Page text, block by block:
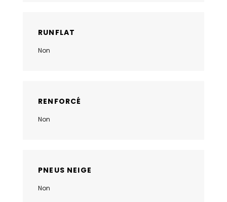
RUNFLAT
Non
RENFORCÉ
Non
PNEUS NEIGE
Non